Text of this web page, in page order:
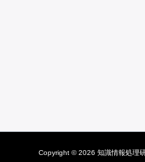
Copyright © 2026 知識情報処理